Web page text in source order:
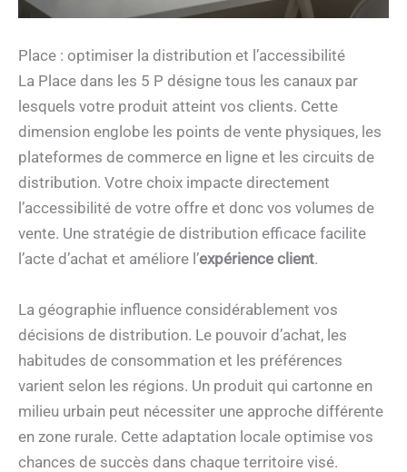
Place : optimiser la distribution et l’accessibilité
La Place dans les 5 P désigne tous les canaux par
lesquels votre produit atteint vos clients. Cette
dimension englobe les points de vente physiques, les
plateformes de commerce en ligne et les circuits de
distribution. Votre choix impacte directement
l’accessibilité de votre offre et donc vos volumes de
vente. Une stratégie de distribution efficace facilite
l’acte d’achat et améliore l’expérience client.
La géographie influence considérablement vos
décisions de distribution. Le pouvoir d’achat, les
habitudes de consommation et les préférences
varient selon les régions. Un produit qui cartonne en
milieu urbain peut nécessiter une approche différente
en zone rurale. Cette adaptation locale optimise vos
chances de succès dans chaque territoire visé.